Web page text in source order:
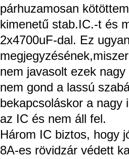
párhuzamosan
kimenetű stab.IC.-t és
2x4700uF-dal. Ez
nem javasolt ezek
nem gond a lassú
bekapcsoláskor a nagy
az IC és nem áll fel.
Három IC biztos, hogy
8A-es rövidzár védett